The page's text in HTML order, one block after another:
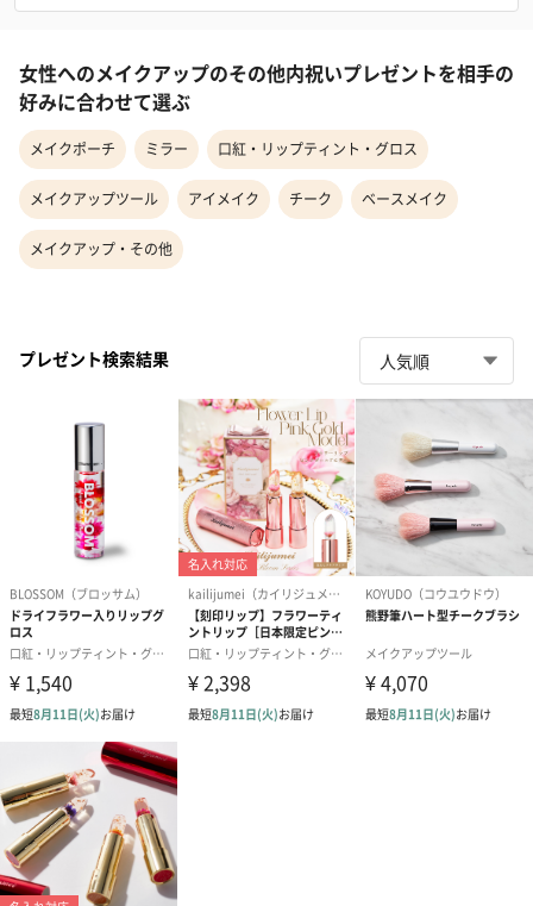
女性へのメイクアップのその他内祝いプレゼントを相手の
好みに合わせて選ぶ
メイクポーチ ミラー 口紅・リップティント・グロス
メイクアップツール アイメイク チーク ベースメイク
メイクアップ・その他
プレゼント検索結果